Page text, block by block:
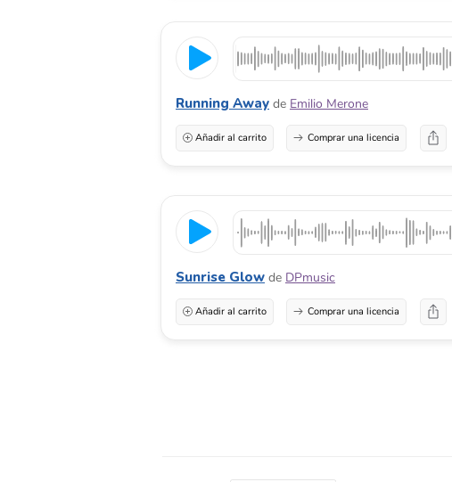
Running Away de Emilio Merone
Añadir al carrito Comprar una licencia
Sunrise Glow de DPmusic
Añadir al carrito Comprar una licencia